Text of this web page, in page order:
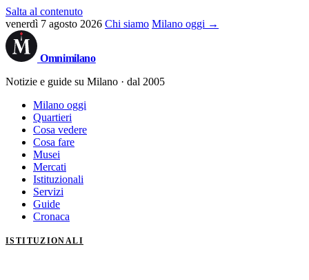
Salta al contenuto
venerdì 7 agosto 2026 Chi siamo Milano oggi →
Omnimilano
Notizie e guide su Milano · dal 2005
Milano oggi
Quartieri
Cosa vedere
Cosa fare
Musei
Mercati
Istituzionali
Servizi
Guide
Cronaca
ISTITUZIONALI